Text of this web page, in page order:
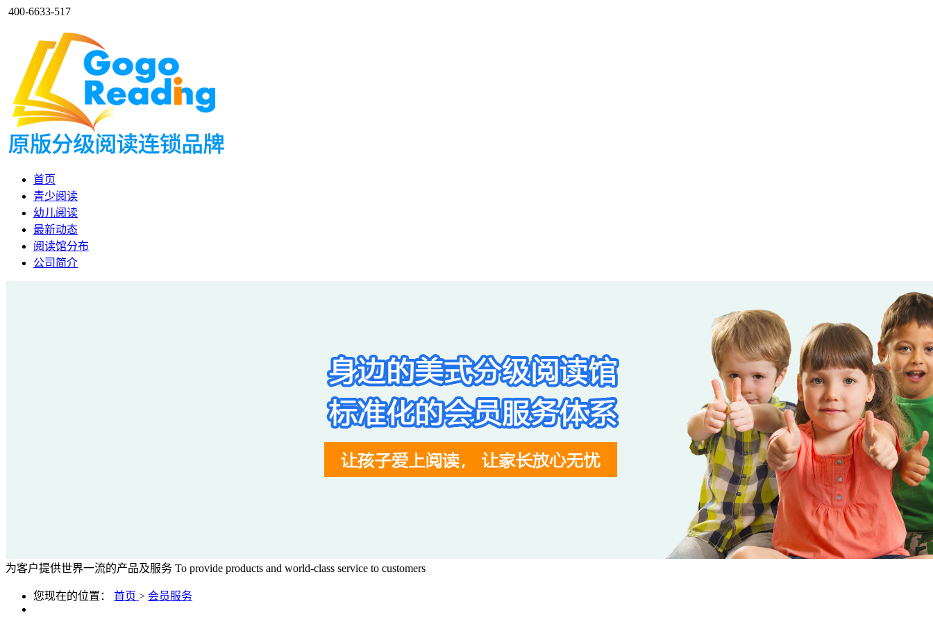
400-6633-517
首页
青少阅读
幼儿阅读
最新动态
阅读馆分布
公司简介
为客户提供世界一流的产品及服务 To provide products and world-class service to customers
您现在的位置： 首页 > 会员服务